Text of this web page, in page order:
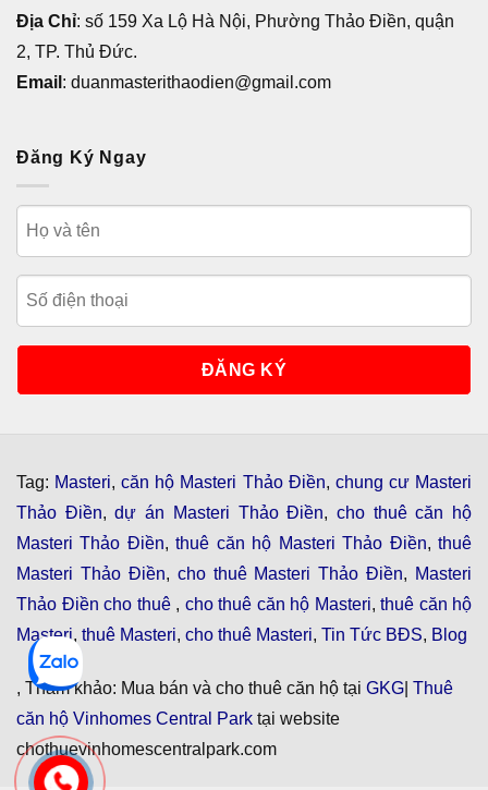
Địa Chỉ: số 159 Xa Lộ Hà Nội, Phường Thảo Điền, quận
2, TP. Thủ Đức.
Email : duanmasterithaodien@gmail.com
Đăng Ký Ngay
Tag: Masteri,căn hộ Masteri Thảo Điền, chung cư Masteri
Thảo Điền,dự án Masteri Thảo Điền, cho thuê căn hộ
Masteri Thảo Điền,thuê căn hộ Masteri Thảo Điền,thuê
Masteri Thảo Điền, cho thuê Masteri Thảo Điền, Masteri
Thảo Điền cho thuê , cho thuê căn hộ Masteri, thuê căn hộ
Masteri, thuê Masteri, cho thuê Masteri, Tin Tức BĐS, Blog
, Tham khảo: Mua bán và cho thuê căn hộ tại GKG Thuê
căn hộ Vinhomes Central Park tại website
chothuevinhomescentralpark.com